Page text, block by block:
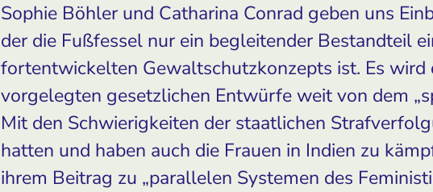
Sophie Böhler und Catharina Conrad geben uns
der die Fußfessel nur ein begleitender Bestandteil
fortentwickelten Gewaltschutzkonzepts ist. Es wird
vorgelegten gesetzlichen Entwürfe weit von dem
Mit den Schwierigkeiten der staatlichen
hatten und haben auch die Frauen in Indien zu
ihrem Beitrag zu „parallelen Systemen des